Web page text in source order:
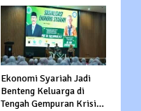
Ekonomi Syariah Jadi
Benteng Keluarga di
Tengah Gempuran Krisis